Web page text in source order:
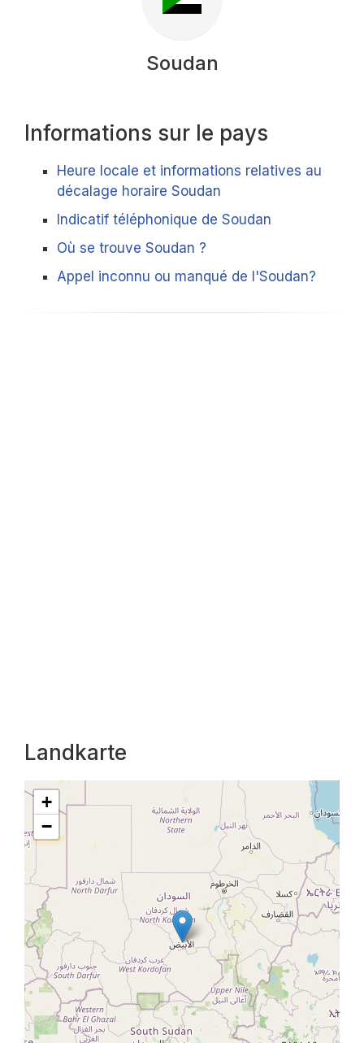
Soudan
Informations sur le pays
Heure locale et informations relatives au
décalage horaire Soudan
Indicatif téléphonique de Soudan
Où se trouve Soudan ?
Appel inconnu ou manqué de l'Soudan?
Landkarte
+
−